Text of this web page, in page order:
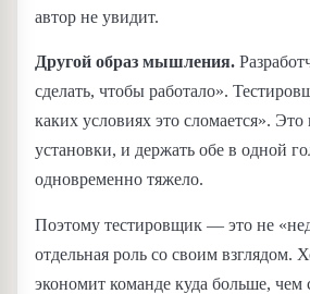
автор не увидит.
Другой образ мышления.
сделать, чтобы работало».
каких условиях это сломается».
установки, и держать обе в одной
одновременно тяжело.
Поэтому тестировщик — это не
отдельная роль со своим взглядом.
экономит команде куда больше, чем